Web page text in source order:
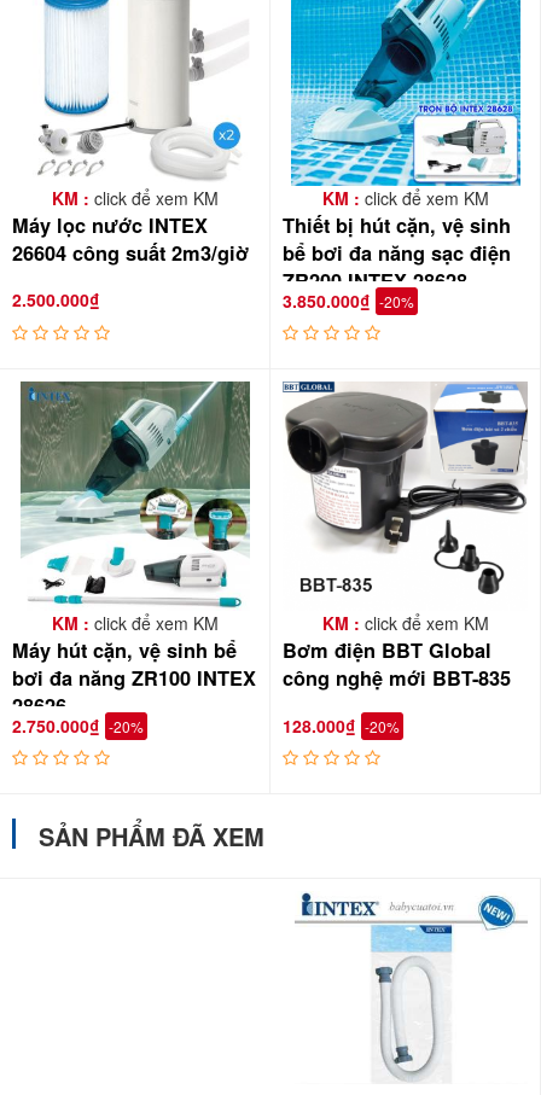
KM : click để xem KM
Máy lọc nước INTEX
26604 công suất 2m3/giờ
2.500.000₫
KM : click để xem KM
Thiết bị hút cặn, vệ sinh
bể bơi đa năng sạc điện
ZR200 INTEX 28628
3.850.000₫ -20%
KM : click để xem KM
Máy hút cặn, vệ sinh bể
bơi đa năng ZR100 INTEX
28626
2.750.000₫ -20%
KM : click để xem KM
Bơm điện BBT Global
công nghệ mới BBT-835
128.000₫ -20%
SẢN PHẨM ĐÃ XEM